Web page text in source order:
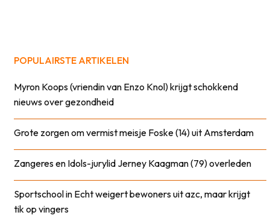
POPULAIRSTE ARTIKELEN
Myron Koops (vriendin van Enzo Knol) krijgt schokkend
nieuws over gezondheid
Grote zorgen om vermist meisje Foske (14) uit Amsterdam
Zangeres en Idols-jurylid Jerney Kaagman (79) overleden
Sportschool in Echt weigert bewoners uit azc, maar krijgt
tik op vingers